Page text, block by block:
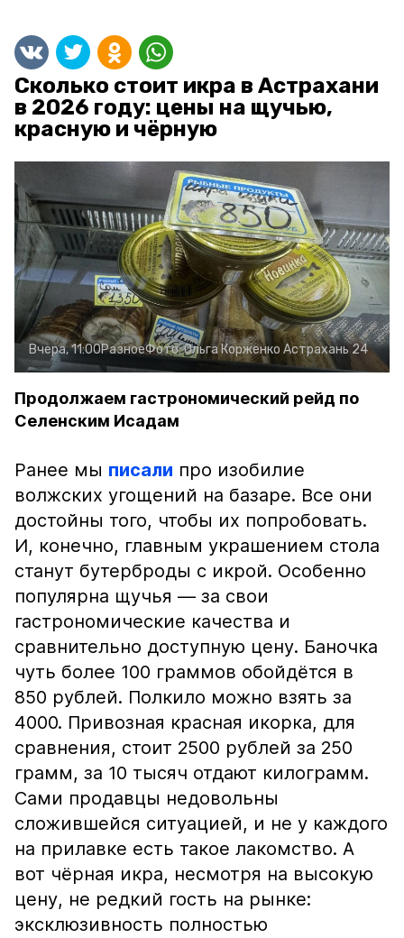
Сколько стоит икра в Астрахани
в 2026 году: цены на щучью,
красную и чёрную
Вчера, 11:00РазноеФото:Ольга Корженко Астрахань 24
Продолжаем гастрономический рейд по
Селенским Исадам
Ранее мы писали про изобилие
волжских угощений на базаре. Все они
достойны того, чтобы их попробовать.
И, конечно, главным украшением стола
станут бутерброды с икрой. Особенно
популярна щучья — за свои
гастрономические качества и
сравнительно доступную цену. Баночка
чуть более 100 граммов обойдётся в
850 рублей. Полкило можно взять за
4000. Привозная красная икорка, для
сравнения, стоит 2500 рублей за 250
грамм, за 10 тысяч отдают килограмм.
Сами продавцы недовольны
сложившейся ситуацией, и не у каждого
на прилавке есть такое лакомство. А
вот чёрная икра, несмотря на высокую
цену, не редкий гость на рынке:
эксклюзивность полностью